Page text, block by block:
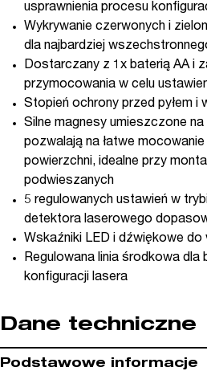
usprawnienia procesu
Wykrywanie czerwonych i
dla najbardziej
Dostarczany z 1x baterią AA i
przymocowania w celu
Stopień ochrony przed pyłem i
Silne magnesy umieszczone
pozwalają na łatwe
powierzchni, idealne przy
podwieszanych
5 regulowanych ustawień w
detektora laserowego
Wskaźniki LED i dźwiękowe do
Regulowana linia środkowa dla
konfiguracji lasera
Dane techniczne
Podstawowe informacje